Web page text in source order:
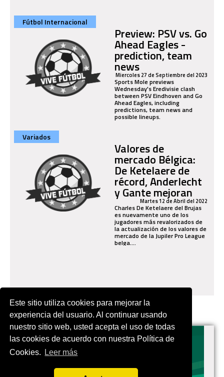
Este sitio utiliza cookies para mejorar la
experiencia del usuario. Al continuar usando
nuestro sitio web, usted acepta el uso de todas
las cookies de acuerdo con nuestra Política de
Cookies.
Leer más
Fútbol Internacional
Preview: PSV vs. Go
Ahead Eagles -
prediction, team
news
Miercoles 27 de Septiembre del 2023
Sports Mole previews
Wednesday's Eredivisie clash
between PSV Eindhoven and Go
Ahead Eagles, including
predictions, team news and
possible lineups.
Variados
Valores de
mercado Bélgica:
De Ketelaere de
récord, Anderlecht
y Gante mejoran
Martes 12 de Abril del 2022
Charles De Ketelaere del Brujas
es nuevamente uno de los
jugadores más revalorizados de
la actualización de los valores de
mercado de la Jupiler Pro League
belga....